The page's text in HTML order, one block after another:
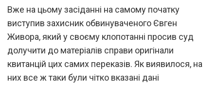
Вже на цьому засіданні на самому початку
виступив захисник обвинуваченого Євген
Живора, який у своєму клопотанні просив суд
долучити до матеріалів справи оригінали
квитанцій цих самих переказів. Як виявилося, на
них все ж таки були чітко вказані дані